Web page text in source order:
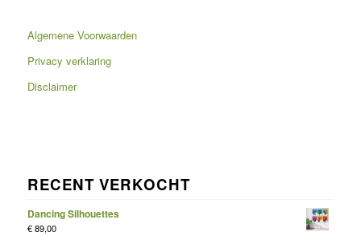
Algemene Voorwaarden
Privacy verklaring
Disclaimer
RECENT VERKOCHT
Dancing Silhouettes
€89,00